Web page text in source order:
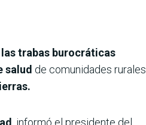
trabas burocráticas
salud de comunidades rurales.
, informó el presidente del